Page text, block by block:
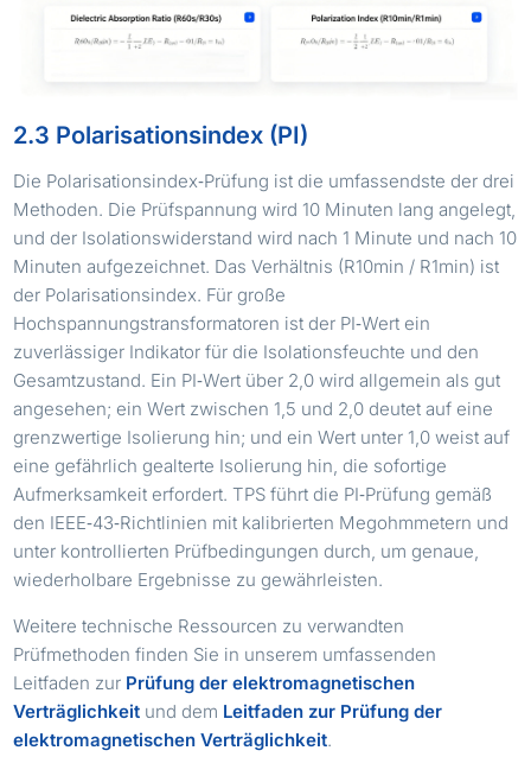
2.3 Polarisationsindex (PI)
Die Polarisationsindex‑Prüfung ist die umfassendste der drei
Methoden. Die Prüfspannung wird 10 Minuten lang angelegt,
und der Isolationswiderstand wird nach 1 Minute und nach 10
Minuten aufgezeichnet. Das Verhältnis (R10min / R1min) ist
der Polarisationsindex. Für große
Hochspannungstransformatoren ist der PI‑Wert ein
zuverlässiger Indikator für die Isolationsfeuchte und den
Gesamtzustand. Ein PI‑Wert über 2,0 wird allgemein als gut
angesehen; ein Wert zwischen 1,5 und 2,0 deutet auf eine
grenzwertige Isolierung hin; und ein Wert unter 1,0 weist auf
eine gefährlich gealterte Isolierung hin, die sofortige
Aufmerksamkeit erfordert. TPS führt die PI‑Prüfung gemäß
den IEEE‑43‑Richtlinien mit kalibrierten Megohmmetern und
unter kontrollierten Prüfbedingungen durch, um genaue,
wiederholbare Ergebnisse zu gewährleisten.
Weitere technische Ressourcen zu verwandten
Prüfmethoden finden Sie in unserem umfassenden
Leitfaden zur Prüfung der elektromagnetischen
Verträglichkeit und dem Leitfaden zur Prüfung der
elektromagnetischen Verträglichkeit.